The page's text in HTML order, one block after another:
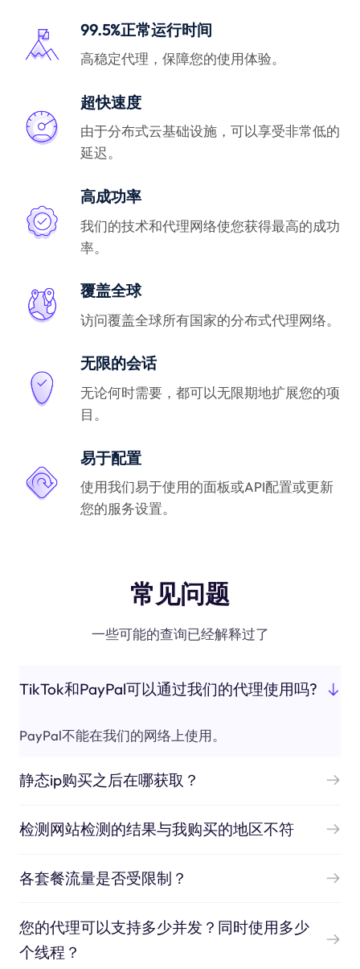
99.5%正常运行时间
高稳定代理，保障您的使用体验。
超快速度
由于分布式云基础设施，可以享受非常低的
延迟。
高成功率
我们的技术和代理网络使您获得最高的成功
率。
覆盖全球
访问覆盖全球所有国家的分布式代理网络。
无限的会话
无论何时需要，都可以无限期地扩展您的项
目。
易于配置
使用我们易于使用的面板或API配置或更新
您的服务设置。
常见问题
一些可能的查询已经解释过了
TikTok和PayPal可以通过我们的代理使用吗?
PayPal不能在我们的网络上使用。
静态ip购买之后在哪获取？
检测网站检测的结果与我购买的地区不符
各套餐流量是否受限制？
您的代理可以支持多少并发？同时使用多少
个线程？